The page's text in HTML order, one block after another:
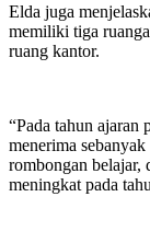
Elda juga
memiliki tiga
ruang kantor.
“Pada tahun ajaran
menerima
rombongan belajar,
meningkat pada